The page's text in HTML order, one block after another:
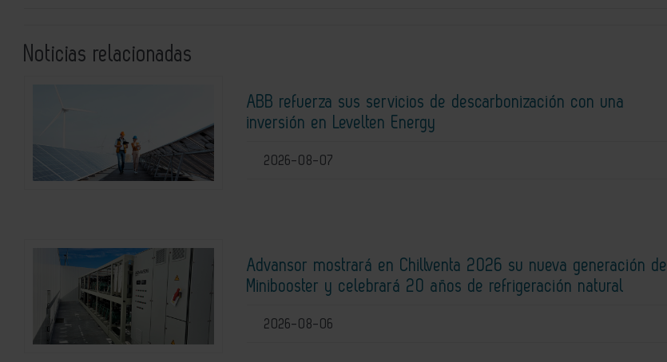
Noticias relacionadas
ABB refuerza sus servicios de descarbonización con una
inversión en Levelten Energy
2026-08-07
Advansor mostrará en Chillventa 2026 su nueva generación de
Minibooster y celebrará 20 años de refrigeración natural
2026-08-06